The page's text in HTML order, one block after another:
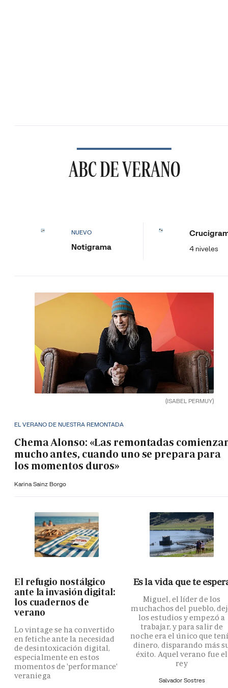
ABC DE VERANO
NUEVO
Notigrama 4 niveles
(ISABEL PERMUY)
EL VERANO DE NUESTRA REMONTADA
Chema Alonso: «Las remontadas
mucho antes, cuando uno se prepara para
los momentos duros»
Karina Sainz Borgo
El refugio nostálgico
ante la invasión digital:
los cuadernos de
verano
Lo vintage se ha convertido
en fetiche ante la necesidad
de desintoxicación digital,
especialmente en estos
momentos de 'performance'
veraniega
Es la vida que te
Miguel, el líder de los
muchachos del pueblo,
los estudios y empezó a
trabajar, y para salir de
noche era el único que
dinero, disparando más
éxito. Aquel verano fue el
rey
Salvador Sostres